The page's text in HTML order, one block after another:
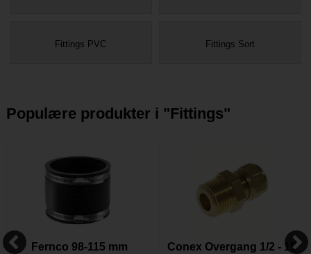
Fittings PVC Fittings Sort
Populære produkter i "Fittings"
Fernco 98-115 mm
Conex Overgang 1/2 - 15